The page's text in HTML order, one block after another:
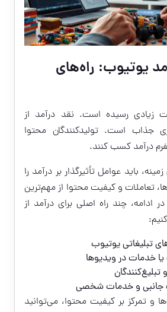
یوتیوب: راه‌های
زیادی رسیده است. نقد درآمد از
جذاب است. تولیدکنندگان محتوا
درآمد کسب کنند.
باید عوامل تأثیرگذار بر درآمد را
تعاملات و کیفیت محتوا از مهم‌ترین
ادامه، چند راه اصلی برای درآمد از
تبلیغاتی یوتیوب
خدمات در ویدیوها
و خدمات شخصی
و تمرکز بر کیفیت محتوا، می‌توانید